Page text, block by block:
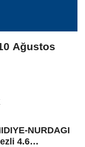
Ağustos
NURDAGI
4.6